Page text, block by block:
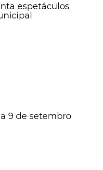
espetáculos
9 de setembro